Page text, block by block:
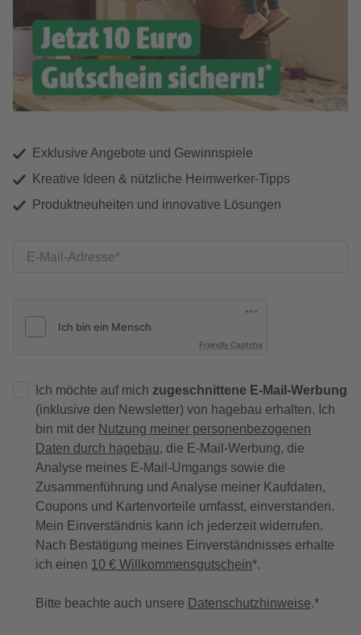
Exklusive Angebote und Gewinnspiele
Kreative Ideen & nützliche Heimwerker-Tipps
Produktneuheiten und innovative Lösungen
E-Mail-Adresse
Friendly Captcha
Ich möchte auf mich zugeschnittene E-Mail-Werbung
(inklusive den Newsletter) von hagebau erhalten. Ich
bin mit der Nutzung meiner personenbezogenen
Daten durch hagebau, die E-Mail-Werbung, die
Analyse meines E-Mail-Umgangs sowie die
Zusammenführung und Analyse meiner Kaufdaten,
Coupons und Kartenvorteile umfasst, einverstanden.
Mein Einverständnis kann ich jederzeit widerrufen.
Nach Bestätigung meines Einverständnisses erhalte
ich einen 10 € Willkommensgutschein*.
Bitte beachte auch unsere Datenschutzhinweise.